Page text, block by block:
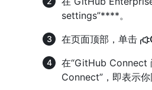
settings”****。
在页面顶部，单击
在“GitHub Connect
Connect”，即表示